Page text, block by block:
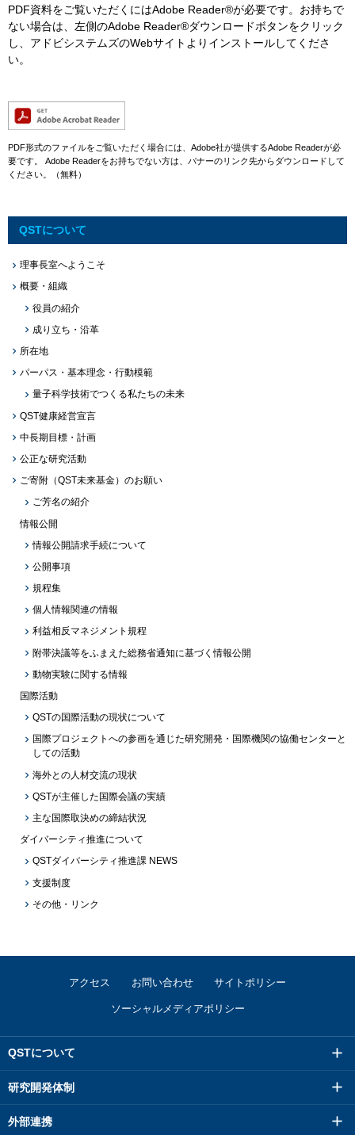
PDF資料をご覧いただくにはAdobe Reader®が必要です。お持ちで
ない場合は、左側のAdobe Reader®ダウンロードボタンをクリック
し、アドビシステムズのWebサイトよりインストールしてくださ
い。
PDF形式のファイルをご覧いただく場合には、Adobe社が提供するAdobe Readerが必
要です。
Adobe Readerをお持ちでない方は、バナーのリンク先からダウンロードして
ください。（無料）
QSTについて
理事長室へようこそ
概要・組織
役員の紹介
成り立ち・沿革
所在地
パーパス・基本理念・行動模範
量子科学技術でつくる私たちの未来
QST健康経営宣言
中長期目標・計画
公正な研究活動
ご寄附（QST未来基金）のお願い
ご芳名の紹介
情報公開
情報公開請求手続について
公開事項
規程集
個人情報関連の情報
利益相反マネジメント規程
附帯決議等をふまえた総務省通知に基づく情報公開
動物実験に関する情報
国際活動
QSTの国際活動の現状について
国際プロジェクトへの参画を通じた研究開発・国際機関の協働センターと
しての活動
海外との人材交流の現状
QSTが主催した国際会議の実績
主な国際取決めの締結状況
ダイバーシティ推進について
QSTダイバーシティ推進課 NEWS
支援制度
その他・リンク
アクセス お問い合わせ サイトポリシー
ソーシャルメディアポリシー
QSTについて
研究開発体制
外部連携